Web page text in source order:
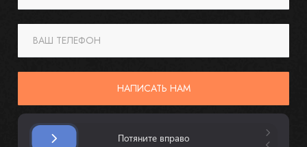
ВАШ ТЕЛЕФОН
НАПИСАТЬ НАМ